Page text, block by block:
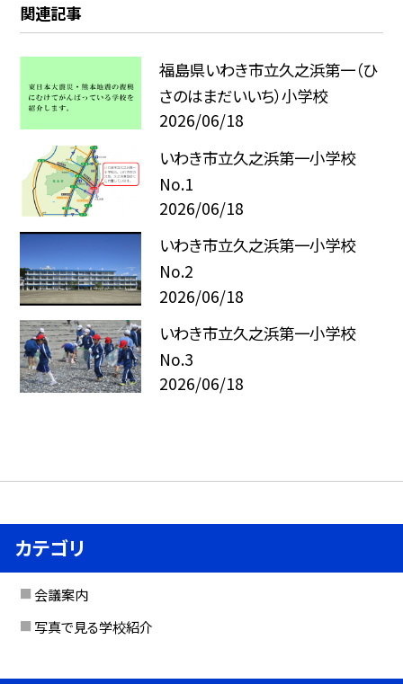
関連記事
福島県いわき市立久之浜第一（ひ
さのはまだいいち）小学校
2026/06/18
いわき市立久之浜第一小学校
No.1
2026/06/18
いわき市立久之浜第一小学校
No.2
2026/06/18
いわき市立久之浜第一小学校
No.3
2026/06/18
カテゴリ
会議案内
写真で見る学校紹介